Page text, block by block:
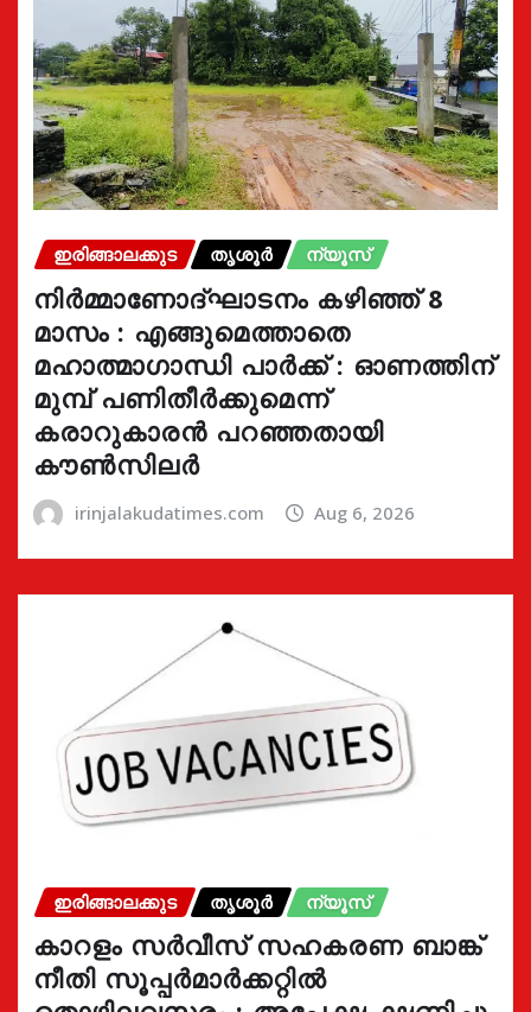
ഇരിങ്ങാലക്കുട തൃശൂർ ന്യൂസ്
നിർമ്മാണോദ്ഘാടനം കഴിഞ്ഞ് 8
മാസം : എങ്ങുമെത്താതെ
മഹാത്മാഗാന്ധി പാർക്ക് : ഓണത്തിന്
മുമ്പ് പണിതീർക്കുമെന്ന്
കരാറുകാരൻ പറഞ്ഞതായി
കൗൺസിലർ
irinjalakudatimes.com Aug 6, 2026
ഇരിങ്ങാലക്കുട തൃശൂർ ന്യൂസ്
കാറളം സർവീസ് സഹകരണ ബാങ്ക്
നീതി സൂപ്പർമാർക്കറ്റിൽ